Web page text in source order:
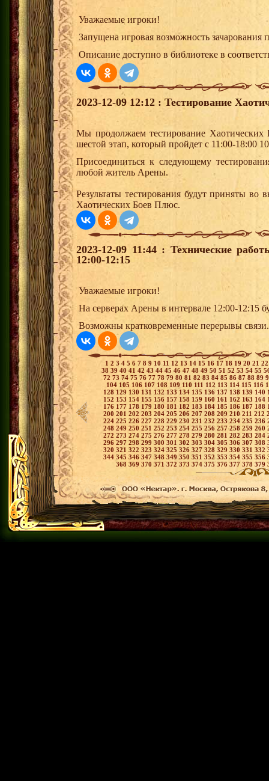
Уважаемые игроки!
Запущена игровая возможность зачарования
Описание доступно в библиотеке в
2023-12-09 12:12 : Тестирование
Мы продолжаем тестирование
шестой этап, который пройдет с 11:00-18:00
Присоединиться к следующему
любой житель Арены.
Результаты тестирования будут приняты во
Хаотических Боев Плюс.
2023-12-09 11:44 : Технические
12:00-12:15
Уважаемые игроки!
На серверах Арены в интервале 12:00-12:15
Возможны кратковременные перерывы связи.
1 2 3 4 5 6 7 8 9 10 11 12 13 14 15 16 17 18 19 20 21
38 39 40 41 42 43 44 45 46 47 48 49 50 51 52 53 54 55
72 73 74 75 76 77 78 79 80 81 82 83 84 85 86 87 88 89
104 105 106 107 108 109 110 111 112 113 114 115 116
128 129 130 131 132 133 134 135 136 137 138 139 140
152 153 154 155 156 157 158 159 160 161 162 163 164
176 177 178 179 180 181 182 183 184 185 186 187 188
200 201 202 203 204 205 206 207 208 209 210 211 212
224 225 226 227 228 229 230 231 232 233 234 235 236
248 249 250 251 252 253 254 255 256 257258 259 260
272 273 274 275 276 277 278 279 280 281 282 283 284
296 297 298 299 300 301 302 303 304 305 306 307 308
320 321 322 323 324 325 326 327 328 329 330 331 332
344 345 346 347 348 349 350 351 352 353 354 355 356
368 369 370 371 372 373 374 375 376 377 378 379